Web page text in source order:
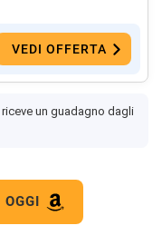
VEDI OFFERTA
un guadagno dagli